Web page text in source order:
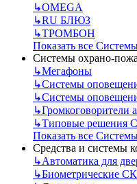
↳OMEGA
↳RU БЛЮЗ
↳ТРОМБОН
Показать все
Системы охрано-
↳Мегафоны
↳Системы
↳Системы
↳Громкоговорители
↳Типовые решения
Показать все
Средства и системы
↳Автоматика для
↳Биометрические